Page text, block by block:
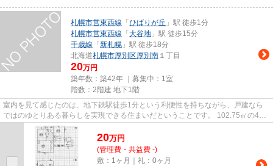
札幌市営東西線 「 ひばりが丘 」駅 徒歩1分
札幌市営東西線 「 大谷地 」駅 徒歩15分
千歳線 「 新札幌 」駅 徒歩18分
北海道札幌市厚別区厚別南 １丁目
20万円
築年数：築42年 ｜募集中： 1室
階数：2階建 地下1階
室内を見て感じたのは、地下鉄駅徒歩1分という利便性を持ちながら、戸建なら
ではのゆとりある暮らしを実現できる住まいだということです。 102.75㎡の4DK
は、ご家族での生活はもちろ...
20万円
(管理費・共益費 -)
敷：1ヶ月｜礼：0ヶ月